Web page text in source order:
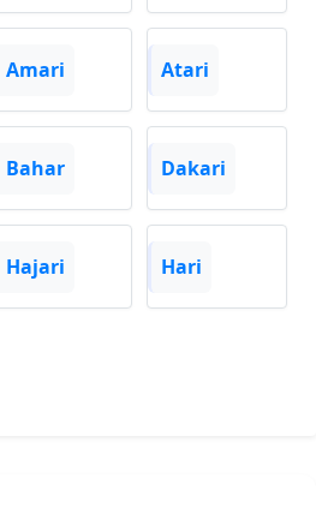
Amari Atari
Bahar Dakari
Hajari Hari